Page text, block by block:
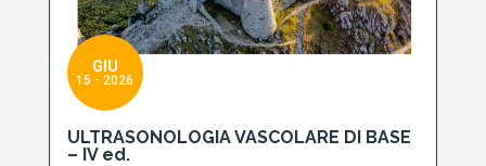
GIU
15 - 2026
ULTRASONOLOGIA VASCOLARE DI BASE
– IV ed.